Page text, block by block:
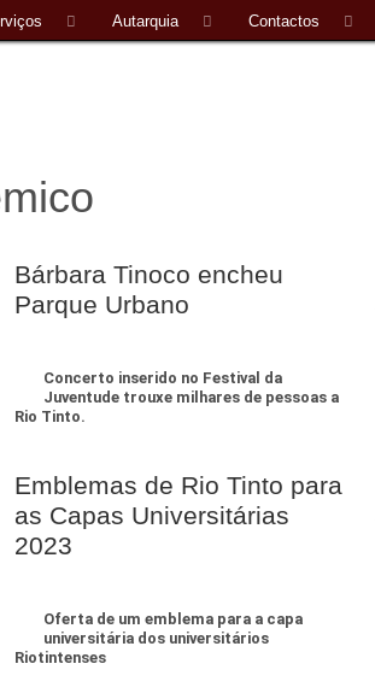
Autarquia Contactos
Bárbara Tinoco encheu
Parque Urbano
Concerto inserido no Festival da
Juventude trouxe milhares de pessoas a
Rio Tinto.
Emblemas de Rio Tinto para
as Capas Universitárias
2023
Oferta de um emblema para a capa
universitária dos universitários
Riotintenses